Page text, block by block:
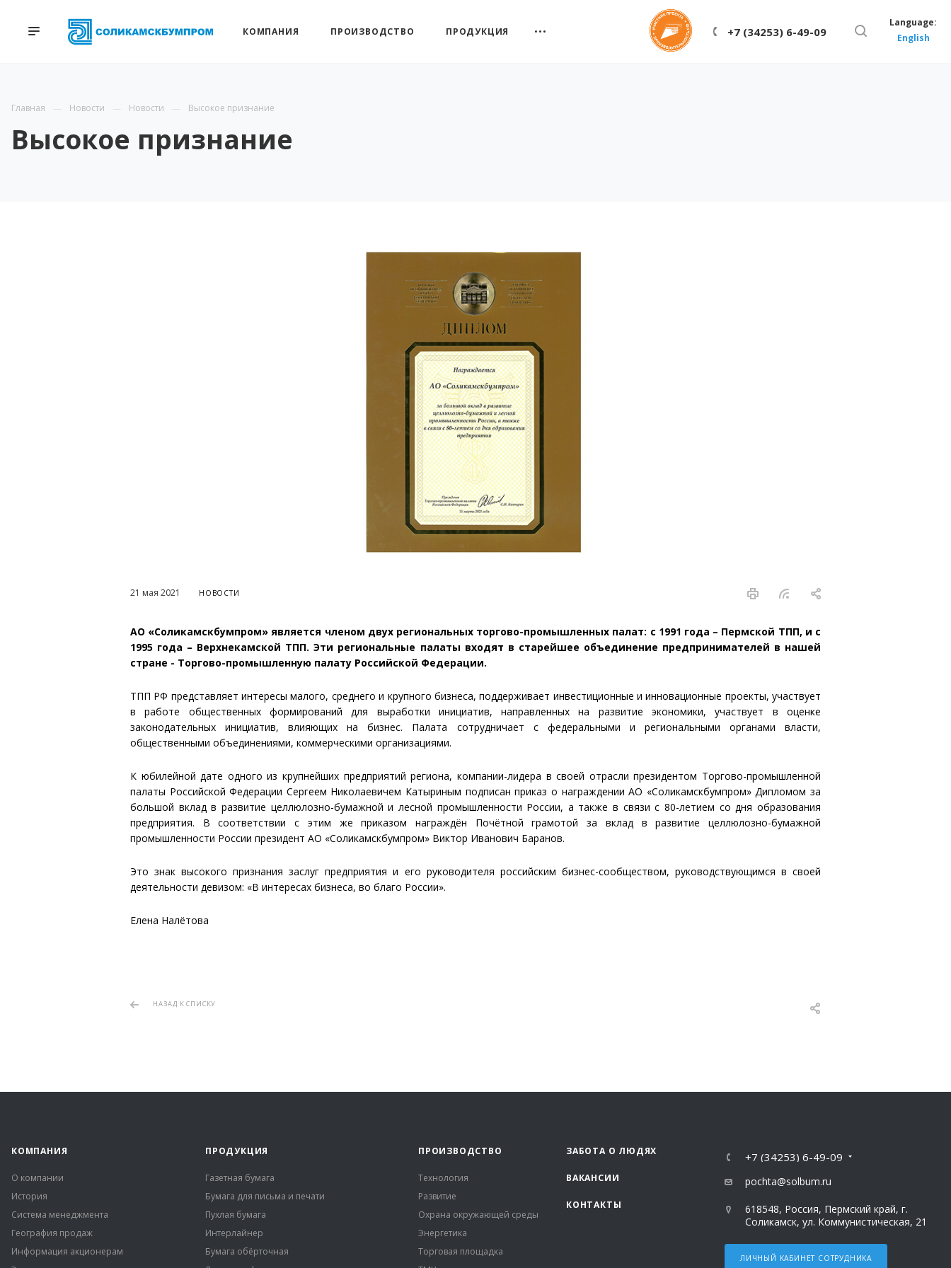
Language:
English
+7 (34253) 6-49-09
КОМПАНИЯ ПРОИЗВОДСТВО ПРОДУКЦИЯ
Главная Новости Новости Высокое признание
Высокое признание
21 мая 2021 НОВОСТИ
АО «Соликамскбумпром» является членом двух региональных торгово-промышленных палат: с 1991 года – Пермской ТПП, и с
1995 года – Верхнекамской ТПП. Эти региональные палаты входят в старейшее объединение предпринимателей в нашей
стране - Торгово-промышленную палату Российской Федерации.
ТПП РФ представляет интересы малого, среднего и крупного бизнеса, поддерживает инвестиционные и инновационные проекты, участвует
в работе общественных формирований для выработки инициатив, направленных на развитие экономики, участвует в оценке
законодательных инициатив, влияющих на бизнес. Палата сотрудничает с федеральными и региональными органами власти,
общественными объединениями, коммерческими организациями.
К юбилейной дате одного из крупнейших предприятий региона, компании-лидера в своей отрасли президентом Торгово-промышленной
палаты Российской Федерации Сергеем Николаевичем Катыриным подписан приказ о награждении АО «Соликамскбумпром» Дипломом за
большой вклад в развитие целлюлозно-бумажной и лесной промышленности России, а также в связи с 80-летием со дня образования
предприятия. В соответствии с этим же приказом награждён Почётной грамотой за вклад в развитие целлюлозно-бумажной
промышленности России президент АО «Соликамскбумпром» Виктор Иванович Баранов.
Это знак высокого признания заслуг предприятия и его руководителя российским бизнес-сообществом, руководствующимся в своей
деятельности девизом: «В интересах бизнеса, во благо России».
Елена Налётова
НАЗАД К СПИСКУ
КОМПАНИЯ
О компании
История
Система менеджмента
География продаж
Информация акционерам
ПРОДУКЦИЯ
Газетная бумага
Бумага для письма и печати
Пухлая бумага
Интерлайнер
Бумага обёрточная
ПРОИЗВОДСТВО
Технология
Развитие
Охрана окружающей среды
Энергетика
Торговая площадка
ЗАБОТА О ЛЮДЯХ
ВАКАНСИИ
КОНТАКТЫ
+7 (34253) 6-49-09
pochta@solbum.ru
618548, Россия, Пермский край, г.
Соликамск, ул. Коммунистическая, 21
ЛИЧНЫЙ КАБИНЕТ СОТРУДНИКА